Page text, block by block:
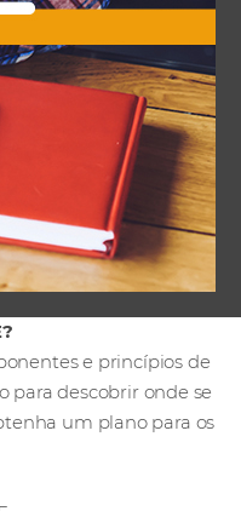
e princípios de
para descobrir onde se
um plano para os